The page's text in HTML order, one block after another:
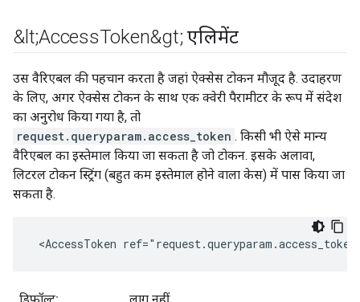
&lt;AccessToken&gt; एलिमेंट
उस वैरिएबल की पहचान करता है जहां ऐक्सेस टोकन मौजूद है. उदाहरण
के लिए, अगर ऐक्सेस टोकन के साथ एक क्वेरी पैरामीटर के रूप में संदेश
का अनुरोध किया गया है, तो
request.queryparam.access_token . किसी भी ऐसे मान्य
वैरिएबल का इस्तेमाल किया जा सकता है जो टोकन. इसके अलावा,
लिटरल टोकन स्ट्रिंग (बहुत कम इस्तेमाल होने वाला केस) में पास किया जा
सकता है.
<AccessToken